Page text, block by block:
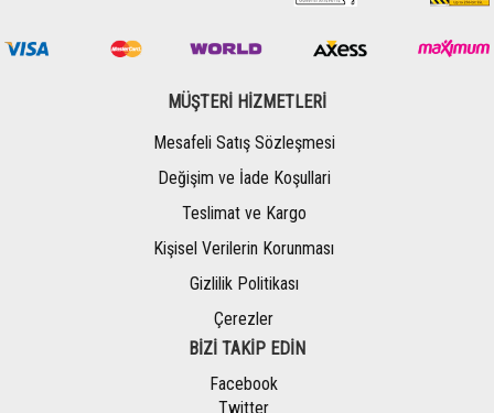
MÜŞTERİ HİZMETLERİ
Mesafeli Satış Sözleşmesi
Değişim ve İade Koşullari
Teslimat ve Kargo
Kişisel Verilerin Korunması
Gizlilik Politikası
Çerezler
BİZİ TAKİP EDİN
Facebook
Twitter